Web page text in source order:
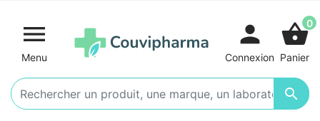

Menu

person
Connexion
shopping_basket0
Panier